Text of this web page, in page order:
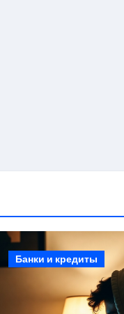
Банки и кредиты